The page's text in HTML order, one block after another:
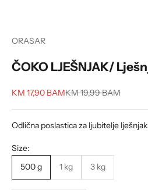
ORASAR
ČOKO LJEŠNJAK/
Sale price
KM 17,90 BAMRegular price
KM 19,99 BAM
Odlična poslastica za ljubitelje
Size:
500 g
1 kg 3 kg